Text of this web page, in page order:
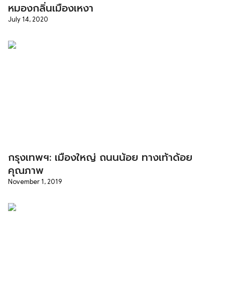
หมองกลิ่นเมืองเหงา
July 14, 2020
กรุงเทพฯ: เมืองใหญ่ ถนนน้อย ทางเท้าด้อย
คุณภาพ
November 1, 2019